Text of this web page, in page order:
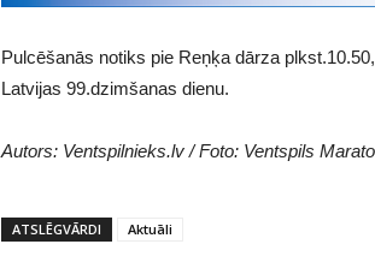
Pulcēšanās notiks pie Reņķa dārza
Latvijas 99.dzimšanas dienu.
Autors: Ventspilnieks.lv / Foto: Ventspils
ATSLĒGVĀRDI Aktuāli